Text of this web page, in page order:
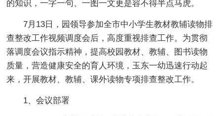
的知识，一字一句、一图一文更是容不得半点马虎。
7月13日，园领导参加全市中小学生教材教辅读物排
查整改工作视频调度会后，高度重视排查工作。为贯彻
落调度会议指示精神，提高校园教材、教辅、图书读物
质量，营造健康安全的育人环境，玉东一幼迅速行动起
来，开展教材、教辅、课外读物专项排查整改工作。
1、会议部署